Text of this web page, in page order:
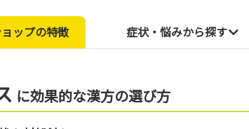
ップの特徴 症状・悩みから探す
に効果的な漢方の選び方